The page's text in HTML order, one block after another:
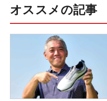
オススメの記事